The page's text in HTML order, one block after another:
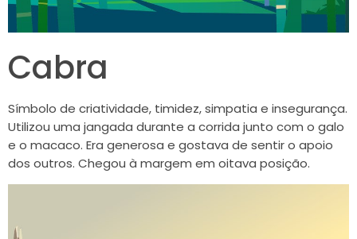
Cabra
Símbolo de criatividade, timidez, simpatia e insegurança.
Utilizou uma jangada durante a corrida junto com o galo
e o macaco. Era generosa e gostava de sentir o apoio
dos outros. Chegou à margem em oitava posição.